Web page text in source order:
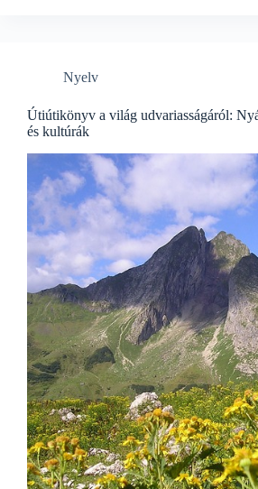
Nyelv
Útiútikönyv a világ udvariasságáról:
és kultúrák